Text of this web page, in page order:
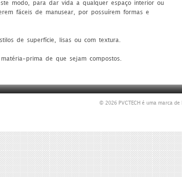
modo, para dar vida a qualquer espaço interior ou
fáceis de manusear, por possuírem formas e
de superfície, lisas ou com textura.
prima de que sejam compostos.
© 2026 PVCTECH é uma marca de